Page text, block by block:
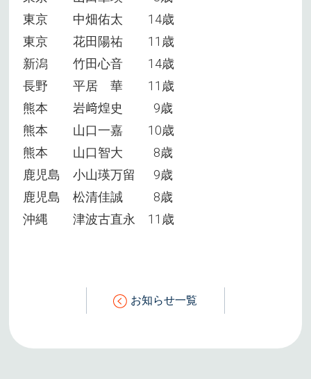
東京 中畑佑太 14歳
東京 花田陽祐 11歳
新潟 竹田心音 14歳
長野 平居 華 11歳
熊本 岩﨑煌史 9歳
熊本 山口一嘉 10歳
熊本 山口智大 8歳
鹿児島 小山瑛万留 9歳
鹿児島 松清佳誠 8歳
沖縄 津波古直永 11歳
お知らせ一覧